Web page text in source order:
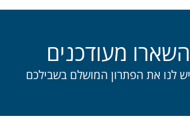
השארו מעודכנים
יש לנו את הפתרון המושלם בשבילכם